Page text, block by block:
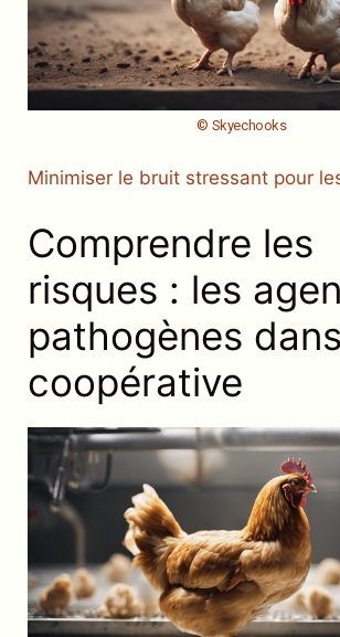
© Skyechooks
Minimiser le bruit stressant pour
Comprendre les
risques : les
pathogènes
coopérative